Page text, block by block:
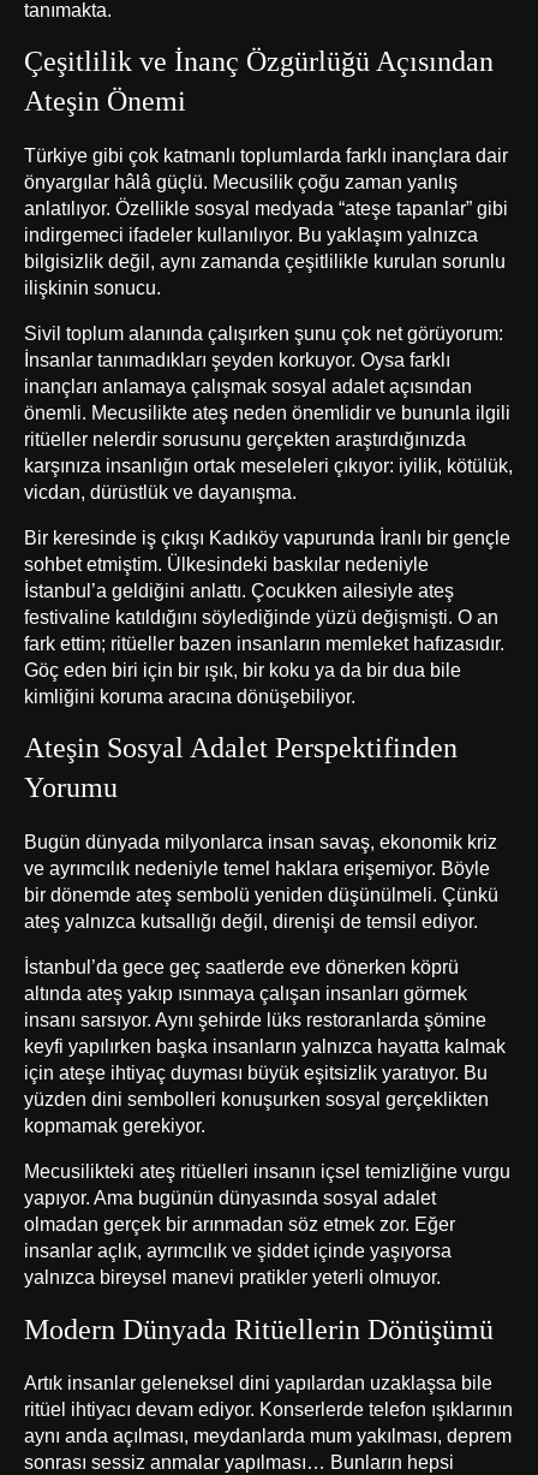
tanımakta.
Çeşitlilik ve İnanç Özgürlüğü Açısından
Ateşin Önemi
Türkiye gibi çok katmanlı toplumlarda farklı inançlara dair
önyargılar hâlâ güçlü. Mecusilik çoğu zaman yanlış
anlatılıyor. Özellikle sosyal medyada “ateşe tapanlar” gibi
indirgemeci ifadeler kullanılıyor. Bu yaklaşım yalnızca
bilgisizlik değil, aynı zamanda çeşitlilikle kurulan sorunlu
ilişkinin sonucu.
Sivil toplum alanında çalışırken şunu çok net görüyorum:
İnsanlar tanımadıkları şeyden korkuyor. Oysa farklı
inançları anlamaya çalışmak sosyal adalet açısından
önemli. Mecusilikte ateş neden önemlidir ve bununla ilgili
ritüeller nelerdir sorusunu gerçekten araştırdığınızda
karşınıza insanlığın ortak meseleleri çıkıyor: iyilik, kötülük,
vicdan, dürüstlük ve dayanışma.
Bir keresinde iş çıkışı Kadıköy vapurunda İranlı bir gençle
sohbet etmiştim. Ülkesindeki baskılar nedeniyle
İstanbul’a geldiğini anlattı. Çocukken ailesiyle ateş
festivaline katıldığını söylediğinde yüzü değişmişti. O an
fark ettim; ritüeller bazen insanların memleket hafızasıdır.
Göç eden biri için bir ışık, bir koku ya da bir dua bile
kimliğini koruma aracına dönüşebiliyor.
Ateşin Sosyal Adalet Perspektifinden
Yorumu
Bugün dünyada milyonlarca insan savaş, ekonomik kriz
ve ayrımcılık nedeniyle temel haklara erişemiyor. Böyle
bir dönemde ateş sembolü yeniden düşünülmeli. Çünkü
ateş yalnızca kutsallığı değil, direnişi de temsil ediyor.
İstanbul’da gece geç saatlerde eve dönerken köprü
altında ateş yakıp ısınmaya çalışan insanları görmek
insanı sarsıyor. Aynı şehirde lüks restoranlarda şömine
keyfi yapılırken başka insanların yalnızca hayatta kalmak
için ateşe ihtiyaç duyması büyük eşitsizlik yaratıyor. Bu
yüzden dini sembolleri konuşurken sosyal gerçeklikten
kopmamak gerekiyor.
Mecusilikteki ateş ritüelleri insanın içsel temizliğine vurgu
yapıyor. Ama bugünün dünyasında sosyal adalet
olmadan gerçek bir arınmadan söz etmek zor. Eğer
insanlar açlık, ayrımcılık ve şiddet içinde yaşıyorsa
yalnızca bireysel manevi pratikler yeterli olmuyor.
Modern Dünyada Ritüellerin Dönüşümü
Artık insanlar geleneksel dini yapılardan uzaklaşsa bile
ritüel ihtiyacı devam ediyor. Konserlerde telefon ışıklarının
aynı anda açılması, meydanlarda mum yakılması, deprem
sonrası sessiz anmalar yapılması… Bunların hepsi